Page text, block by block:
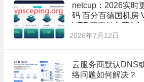
netcup：2026实时
码 百分百德国机房
VER等产品免费1个
2026年7月12日
云服务商默认DNS
络问题如何解决？